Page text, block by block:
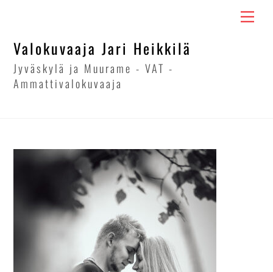
contentValokuvaaja Jari Heikkilä
Jyväskylä ja Muurame - VAT -
Ammattivalokuvaaja